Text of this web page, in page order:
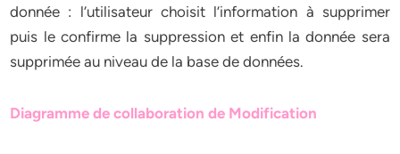
donnée : l’utilisateur choisit l’information à supprimer
puis le confirme la suppression et enfin la donnée sera
supprimée au niveau de la base de données.
Diagramme de collaboration de Modification